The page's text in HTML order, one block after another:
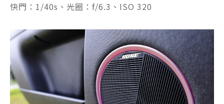
快門：1/40s、光圈：f/6.3、ISO 320